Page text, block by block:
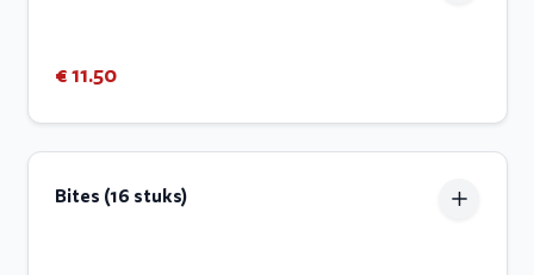
€ 11.50
Bites (16 stuks)